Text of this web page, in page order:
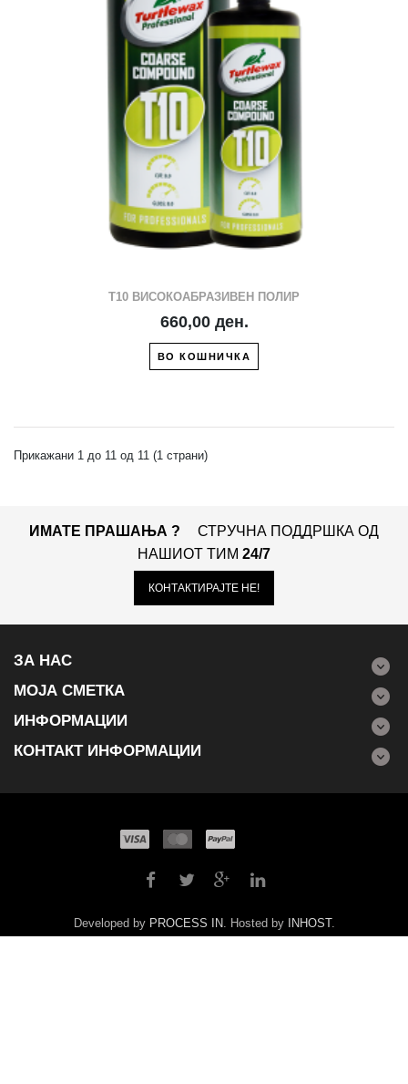
Т10 ВИСОКОАБРАЗИВЕН ПОЛИР
660,00 ден.
ВО КОШНИЧКА
Прикажани 1 до 11 од 11 (1 страни)
ИМАТЕ ПРАШАЊА ?
СТРУЧНА ПОДДРШКА ОД
НАШИОТ ТИМ 24/7
КОНТАКТИРАЈТЕ НЕ!
ЗА НАС
МОЈА СМЕТКА
ИНФОРМАЦИИ
КОНТАКТ ИНФОРМАЦИИ
Developed by PROCESS IN. Hosted by INHOST.